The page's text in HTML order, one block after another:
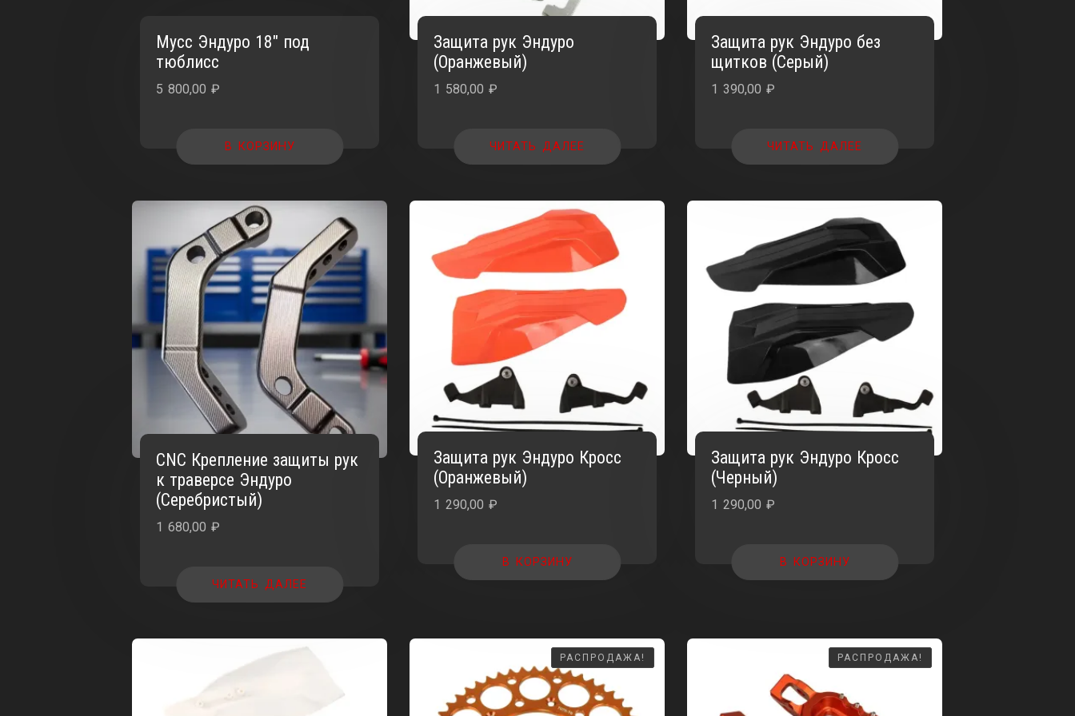
Мусс Эндуро 18″ под
тюблисс
5 800,00₽
В КОРЗИНУ
Защита рук Эндуро
(Оранжевый)
1 580,00₽
ЧИТАТЬ ДАЛЕЕ
Защита рук Эндуро без
щитков (Серый)
1 390,00₽
ЧИТАТЬ ДАЛЕЕ
CNC Крепление защиты рук
к траверсе Эндуро
(Серебристый)
1 680,00₽
ЧИТАТЬ ДАЛЕЕ
Защита рук Эндуро Кросс
(Оранжевый)
1 290,00₽
В КОРЗИНУ
Защита рук Эндуро Кросс
(Черный)
1 290,00₽
В КОРЗИНУ
РАСПРОДАЖА!
РАСПРОДАЖА! РАСПРОДАЖА!
РАСПРОДАЖА!